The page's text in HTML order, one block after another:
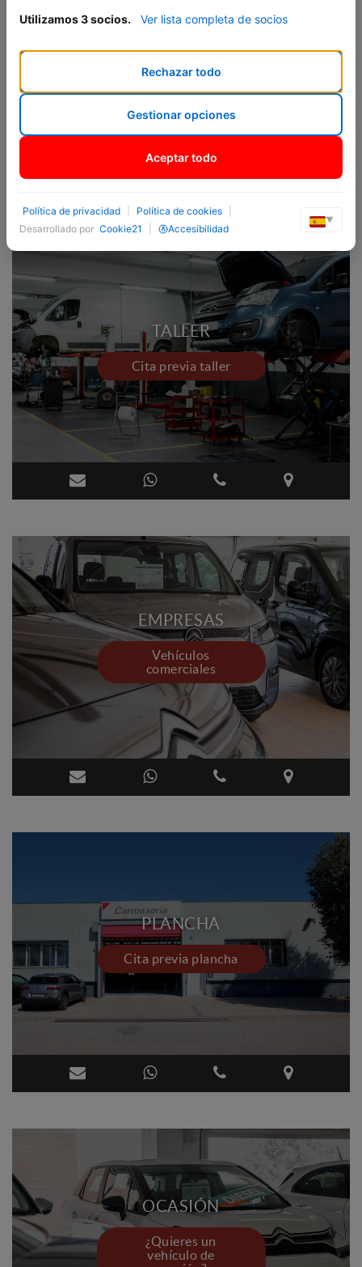
VENTAS
ayudarte?
TALLER
Cita previa taller
EMPRESAS
Vehículos
comerciales
PLANCHA
Cita previa plancha
OCASIÓN
¿Quieres un
vehículo de
Utilizamos 3 socios. Ver lista completa de socios
Rechazar todo
Gestionar opciones
Aceptar todo
Política de privacidad Política de cookies
Desarrollado por Cookie21 Accesibilidad
▼